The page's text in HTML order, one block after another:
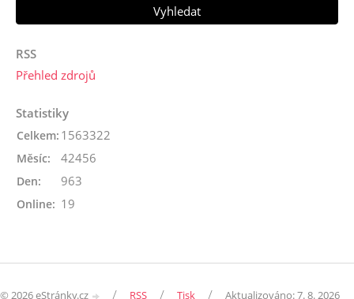
RSS
Přehled zdrojů
Statistiky
Online: 19
Celkem: 1563322
Měsíc: 42456
Den: 963
© 2026 eStránky.cz / RSS / Tisk / Aktualizováno: 7. 8. 2026